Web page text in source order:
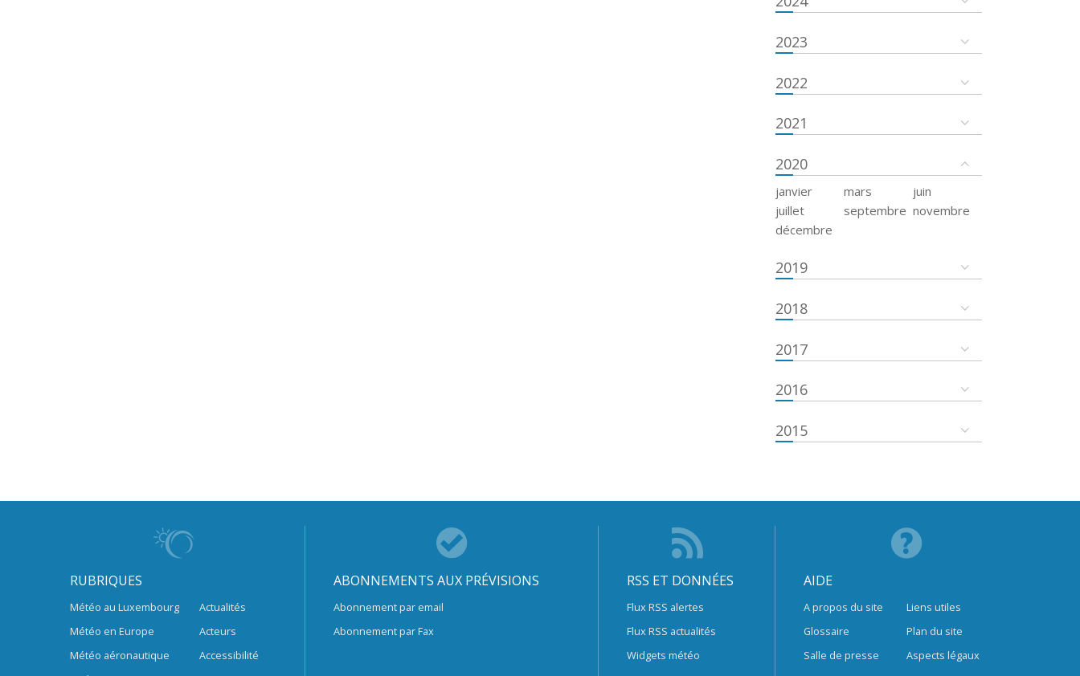
2023
2022
2021
2020
janvier mars
juin
juillet
septembre novembre
décembre
2019
2018
2017
2016
2015
RUBRIQUES
Météo au Luxembourg
Météo en Europe
Météo aéronautique
Actualités
Acteurs
Accessibilité
ABONNEMENTS AUX PRÉVISIONS
Abonnement par email
Abonnement par Fax
RSS ET DONNÉES
Flux RSS alertes
Flux RSS actualités
Widgets météo
AIDE
A propos du site
Glossaire
Salle de presse
Liens utiles
Plan du site
Aspects légaux